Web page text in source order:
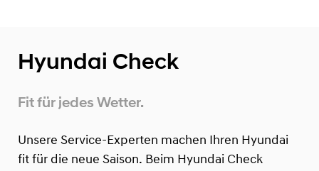
Hyundai Check
Fit für jedes Wetter.
Unsere Service-Experten machen Ihren Hyundai
fit für die neue Saison. Beim Hyundai Check